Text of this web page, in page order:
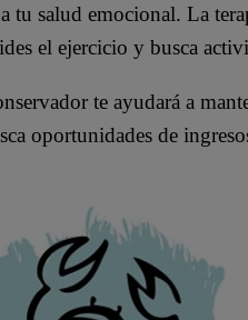
tu salud emocional. La
el ejercicio y busca
te ayudará a
oportunidades de